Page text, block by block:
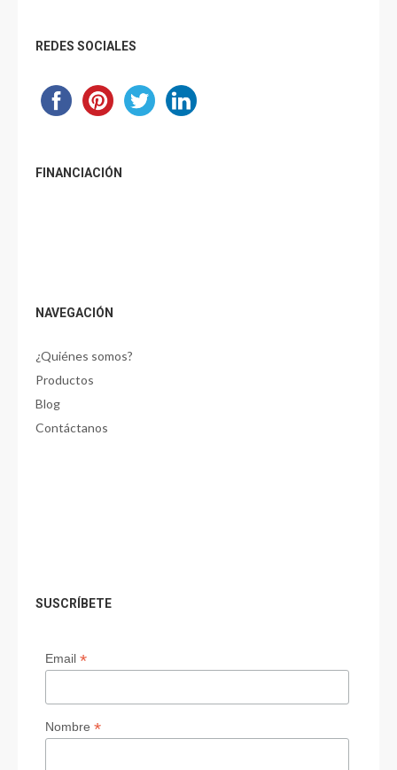
REDES SOCIALES
FINANCIACIÓN
NAVEGACIÓN
¿Quiénes somos?
Productos
Blog
Contáctanos
SUSCRÍBETE
Email*
Nombre*